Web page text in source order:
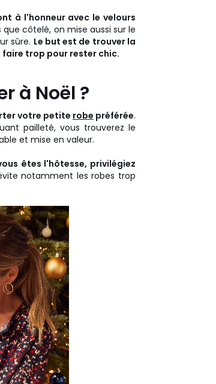
à l'honneur avec le velours
côtelé, on mise aussi sur le
sûre. Le but est de trouver la
faire trop pour rester chic.
à Noël ?
votre petite robe préférée.
pailleté, vous trouverez le
et mise en valeur.
êtes l'hôtesse, privilégiez
notamment les robes trop